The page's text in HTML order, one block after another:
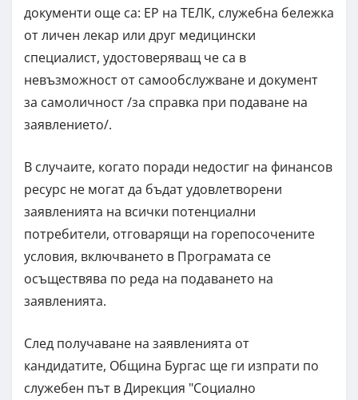
документи още са: ЕР на ТЕЛК, служебна бележка
от личен лекар или друг медицински
специалист, удостоверяващ че са в
невъзможност от самообслужване и документ
за самоличност /за справка при подаване на
заявлението/.
В случаите, когато поради недостиг на финансов
ресурс не могат да бъдат удовлетворени
заявленията на всички потенциални
потребители, отговарящи на горепосочените
условия, включването в Програмата се
осъществява по реда на подаването на
заявленията.
След получаване на заявленията от
кандидатите, Община Бургас ще ги изпрати по
служебен път в Дирекция "Социално